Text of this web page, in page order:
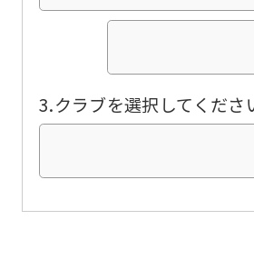
3.クラブを選択してくださ
(start
to